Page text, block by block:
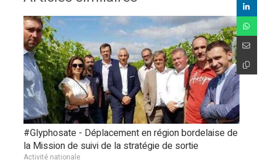
#Glyphosate - Déplacement en région bordelaise de
la Mission de suivi de la stratégie de sortie
Activité nationale